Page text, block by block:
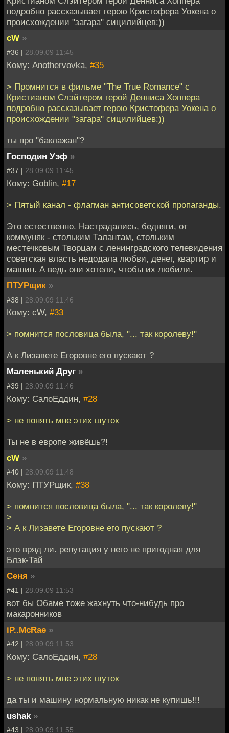
подробно рассказывает герою Кристофера Уокена о
происхождении "загара" сицилийцев:))
cW »
#36 | 28.09.09 11:45
Кому: Anothervovka, #35
> Промнится в фильме "The True Romance" с
Кристианом Слэйтером герой Денниса Хоппера
подробно рассказывает герою Кристофера Уокена о
происхождении "загара" сицилийцев:))
ты про "баклажан"?
Господин Уэф »
#37 | 28.09.09 11:45
Кому: Goblin, #17
> Пятый канал - флагман антисоветской пропаганды.
Это естественно. Настрадались, бедняги, от
коммуняк - стольким Талантам, стольким
местечковым Творцам с ленинградского телевидения
советская власть недодала любви, денег, квартир и
машин. А ведь они хотели, чтобы их любили.
ПТУРщик »
#38 | 28.09.09 11:46
Кому: cW, #33
> помнится пословица была, "... так королеву!"
А к Лизавете Егоровне его пускают ?
Маленький Друг »
#39 | 28.09.09 11:46
Кому: СалоЕддин, #28
> не понять мне этих шуток
Ты не в европе живёшь?!
cW »
#40 | 28.09.09 11:48
Кому: ПТУРщик, #38
> помнится пословица была, "... так королеву!"
>
> А к Лизавете Егоровне его пускают ?
это вряд ли. репутация у него не пригодная для
Блэк-Тай
Сеня »
#41 | 28.09.09 11:53
вот бы Обаме тоже жахнуть что-нибудь про
макаронников
iP..McRae »
#42 | 28.09.09 11:53
Кому: СалоЕддин, #28
> не понять мне этих шуток
да ты и машину нормальную никак не купишь!!!
ushak »
#43 | 28.09.09 11:55